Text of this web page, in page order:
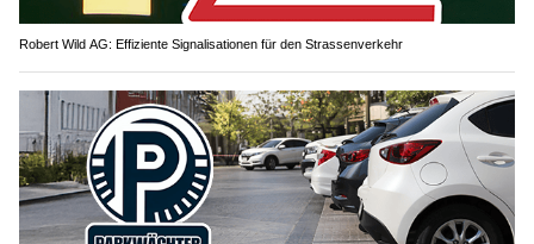
Robert Wild AG: Effiziente Signalisationen für den Strassenverkehr